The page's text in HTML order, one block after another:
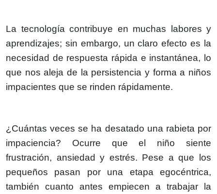
La tecnología contribuye en muchas labores y
aprendizajes; sin embargo, un claro efecto es la
necesidad de respuesta rápida e instantánea, lo
que nos aleja de la persistencia y forma a niños
impacientes que se rinden rápidamente.
¿Cuántas veces se ha desatado una rabieta por
impaciencia? Ocurre que el niño siente
frustración, ansiedad y estrés. Pese a que los
pequeños pasan por una etapa egocéntrica,
también cuanto antes empiecen a trabajar la